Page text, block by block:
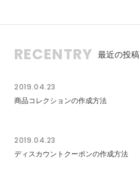
RECENTRY 最近の投稿
2019.04.23
商品コレクションの作成方法
2019.04.23
ディスカウントクーポンの作成方法